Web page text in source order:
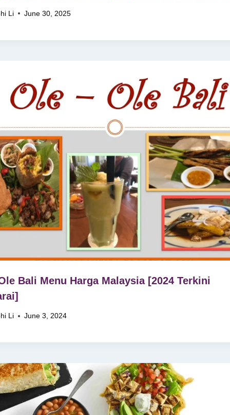
Li June 30, 2025
Bali Menu Harga Malaysia [2024 Terkini
Li June 3, 2024